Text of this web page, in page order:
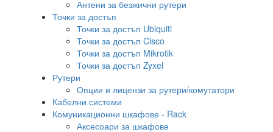
Антени за безжични рутери
Точки за достъп
Точки за достъп Ubiquiti
Точки за достъп Cisco
Точки за достъп Mikrotik
Точки за достъп Zyxel
Рутери
Опции и лицензи за рутери/комутатори
Кабелни системи
Комуникационни шкафове - Rack
Аксесоари за шкафове